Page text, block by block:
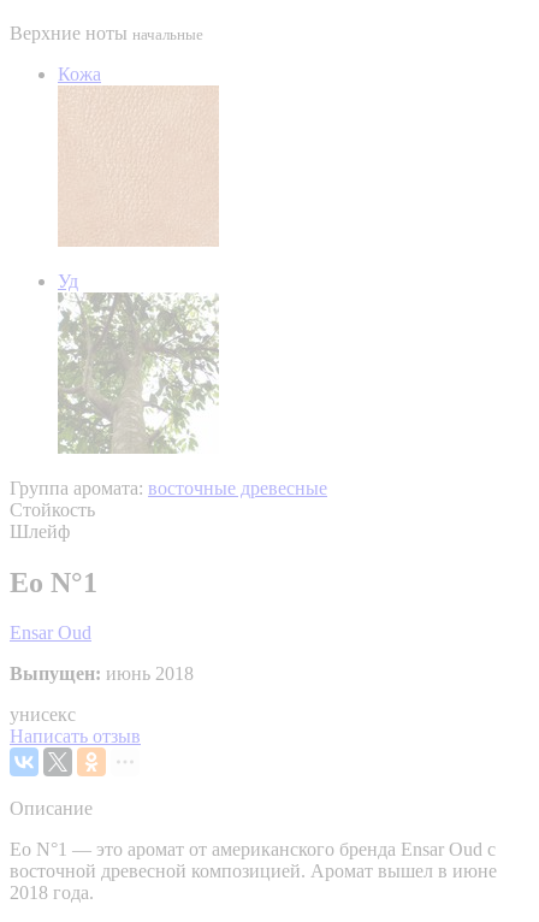
Верхние ноты начальные
Кожа
Уд
Группа аромата: восточные древесные
Стойкость
Шлейф
Eo N°1
Ensar Oud
Выпущен: июнь 2018
унисекс
Написать отзыв
Описание
Eo N°1 — это аромат от американского бренда Ensar Oud с
восточной древесной композицией. Аромат вышел в июне
2018 года.